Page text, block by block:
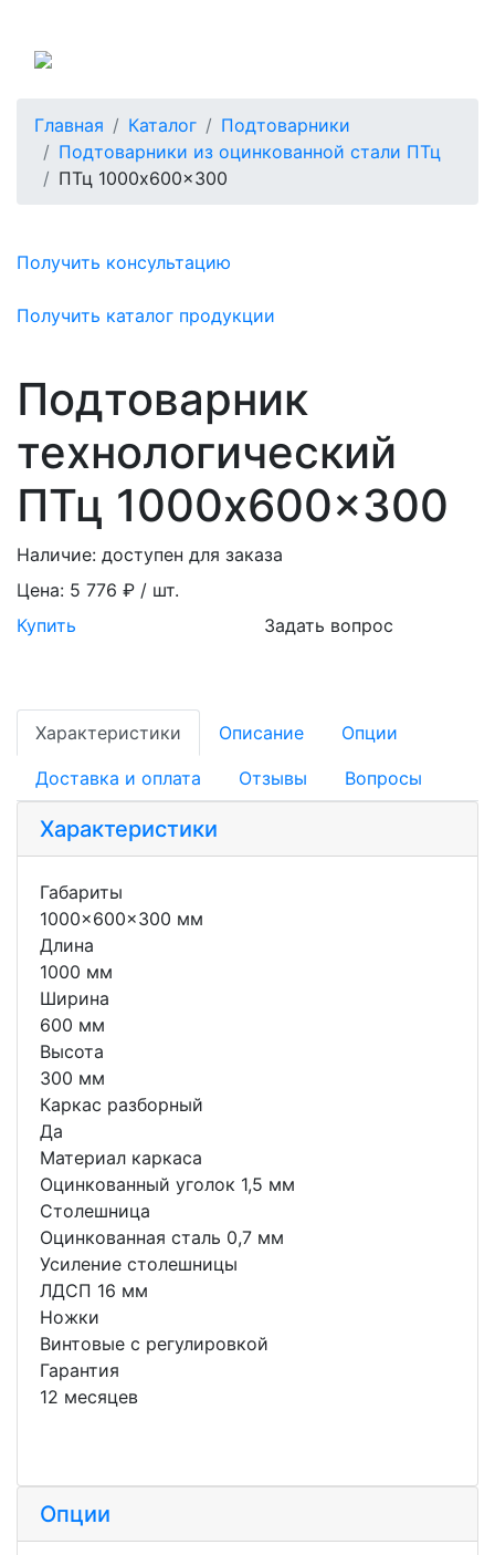
Главная Каталог
Подтоварники
Подтоварники из оцинкованной стали ПТц
ПТц 1000x600x300
Получить консультацию
Получить каталог продукции
Подтоварник
технологический
ПТц 1000x600x300
Наличие: доступен для заказа
Цена: 5 776 ₽ / шт.
Купить
Задать вопрос
Характеристики Описание Опции
Доставка и оплата Отзывы Вопросы
Характеристики
Габариты
1000x600x300 мм
Длина
1000 мм
Ширина
600 мм
Высота
300 мм
Каркас разборный
Да
Материал каркаса
Оцинкованный уголок 1,5 мм
Столешница
Оцинкованная сталь 0,7 мм
Усиление столешницы
ЛДСП 16 мм
Ножки
Винтовые с регулировкой
Гарантия
12 месяцев
Опции